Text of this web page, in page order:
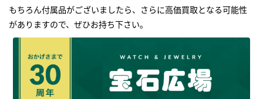
もちろん付属品がございましたら、さらに高価買取となる可能性
がありますので、ぜひお持ち下さい｡